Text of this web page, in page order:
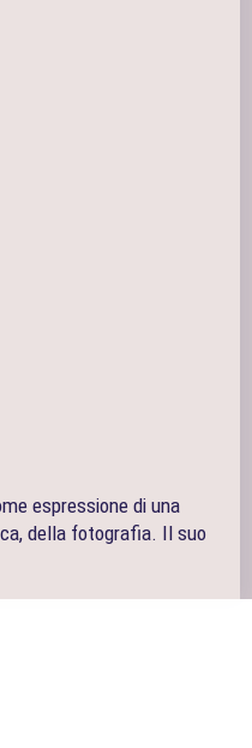
espressione di una
della fotografia. Il suo